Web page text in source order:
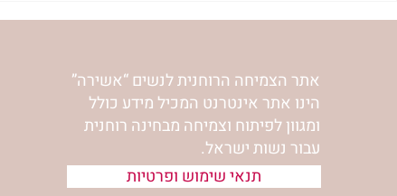
שיעור לט"ו באב | הר' ימימה
השיעור
אתר הצמיחה הרוחנית לנשים “אשירה”
הינו אתר אינטרנט המכיל מידע כולל
ומגוון לפיתוח וצמיחה מבחינה רוחנית
עבור נשות ישראל.
תנאי שימוש ופרטיות